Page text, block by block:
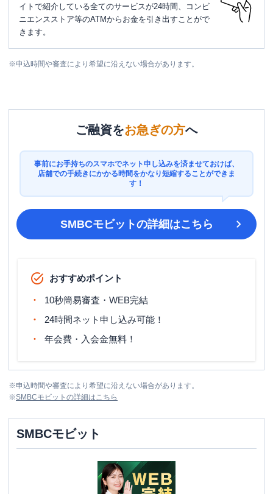
イトで紹介している全てのサービスが24時間、コンビ
ニエンスストア等のATMからお金を引き出すことがで
きます。
※申込時間や審査により希望に沿えない場合があります。
ご融資をお急ぎの方へ
事前にお手持ちのスマホでネット申し込みを済ませておけば、
店舗での手続きにかかる時間をかなり短縮することができま
す！
SMBCモビットの詳細はこちら
おすすめポイント
10秒簡易審査・WEB完結
24時間ネット申し込み可能！
年会費・入会金無料！
※申込時間や審査により希望に沿えない場合があります。
※SMBCモビット の詳細はこちら
SMBCモビット